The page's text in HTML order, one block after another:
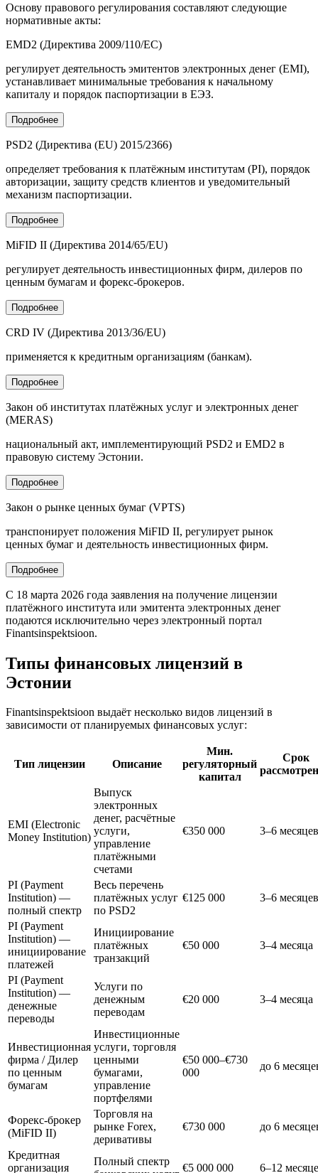
Основу правового регулирования составляют следующие
нормативные акты:
EMD2 (Директива 2009/110/EC)
регулирует деятельность эмитентов электронных денег (EMI),
устанавливает минимальные требования к начальному
капиталу и порядок паспортизации в ЕЭЗ.
Подробнее
PSD2 (Директива (EU) 2015/2366)
определяет требования к платёжным институтам (PI), порядок
авторизации, защиту средств клиентов и уведомительный
механизм паспортизации.
Подробнее
MiFID II (Директива 2014/65/EU)
регулирует деятельность инвестиционных фирм, дилеров по
ценным бумагам и форекс-брокеров.
Подробнее
CRD IV (Директива 2013/36/EU)
применяется к кредитным организациям (банкам).
Подробнее
Закон об институтах платёжных услуг и электронных денег
(MERAS)
национальный акт, имплементирующий PSD2 и EMD2 в
правовую систему Эстонии.
Подробнее
Закон о рынке ценных бумаг (VPTS)
транспонирует положения MiFID II, регулирует рынок
ценных бумаг и деятельность инвестиционных фирм.
Подробнее
С 18 марта 2026 года заявления на получение лицензии
платёжного института или эмитента электронных денег
подаются исключительно через электронный портал
Finantsinspektsioon.
Типы финансовых лицензий в
Эстонии
Finantsinspektsioon выдаёт несколько видов лицензий в
зависимости от планируемых финансовых услуг:
Тип лицензии Описание
Мин.
регуляторный
капитал
Срок
EMI (Electronic
Money Institution)
Выпуск
электронных
денег, расчётные
услуги,
управление
платёжными
счетами
€350 000 3–6 месяцев
PI (Payment
Institution) —
полный спектр
Весь перечень
платёжных услуг
по PSD2
€125 000 3–6 месяцев
PI (Payment
Institution) —
инициирование
платежей
Инициирование
платёжных
транзакций
€50 000 3–4 месяца
PI (Payment
Institution) —
денежные
переводы
Услуги по
денежным
переводам
€20 000 3–4 месяца
Инвестиционная
фирма / Дилер
по ценным
бумагам
Инвестиционные
услуги, торговля
ценными
бумагами,
управление
портфелями
€50 000–€730
000
до 6
Форекс-брокер
(MiFID II)
Торговля на
рынке Forex,
деривативы
€730 000 до 6
Кредитная
организация
Полный спектр
€5 000 000 6–12